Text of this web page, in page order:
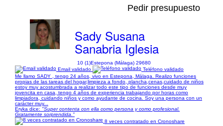
Pedir presupuesto
Sady Susana
Sanabria Iglesia
10 (1)Estepona (Málaga) 29680
Email validado
Teléfono validado
Me llamo SADY , tengo 24 años, vivo en Estepona, Málaga. Realizo funciones
propias de las tareas del hogar,limpieza a fondo, plancha,cenas,cuidado de niños
estoy muy acostumbrada a realizar todo este tipo de funciones desde muy
jovencita en casa, tengo 4 años de experiencia trabajando por horas como
limpiadora, cuidando niños y como ayudante de cocina. Soy una persona con un
carácter muy...
Eryka dice: "Super contenta con ella como persona y como profesional.
Gratamente sorprendida."
8 veces contratado en Cronoshare